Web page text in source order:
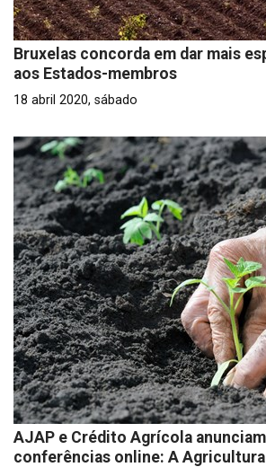
Bruxelas concorda em dar mais
aos Estados-membros
18 abril 2020, sábado
AJAP e Crédito Agrícola
conferências online: A Agricultura